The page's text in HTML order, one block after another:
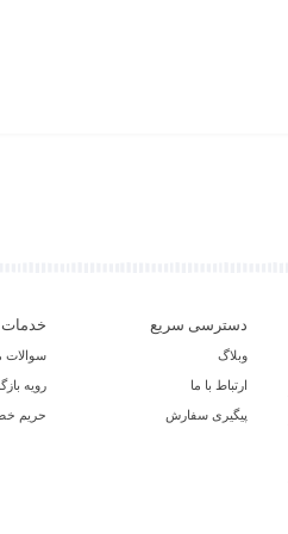
دسترسی سریع
وبلاگ
ارتباط با ما
پیگیری سفارش
خدمات
سوالات
رویه
حریم